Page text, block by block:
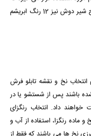
باعث زیبایی بیشتر تابلو فرش می شود. در طرح شیر دوش نیز 12 رنگ ابریشم
انتخاب نخ و نقشه تابلو فرش
باشند پس از شستشو یا در
داد. انتخاب رنگزای
ماده رنگزا، استفاده از آب و